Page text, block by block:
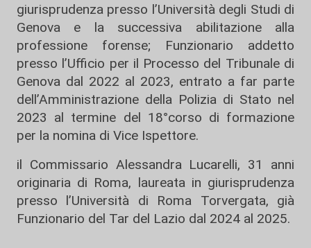
giurisprudenza presso l’Università degli Studi di
Genova e la successiva abilitazione alla
professione forense; Funzionario addetto
presso l’Ufficio per il Processo del Tribunale di
Genova dal 2022 al 2023, entrato a far parte
dell’Amministrazione della Polizia di Stato nel
2023 al termine del 18°corso di formazione
per la nomina di Vice Ispettore.
il Commissario Alessandra Lucarelli, 31 anni
originaria di Roma, laureata in giurisprudenza
presso l’Università di Roma Torvergata, già
Funzionario del Tar del Lazio dal 2024 al 2025.